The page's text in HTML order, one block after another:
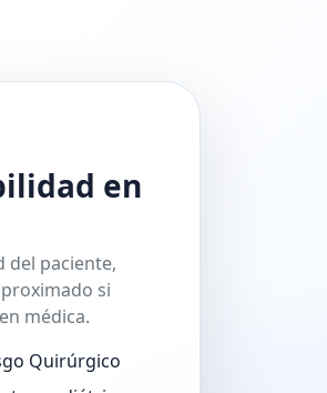
en
del paciente,
si
médica.
Quirúrgico